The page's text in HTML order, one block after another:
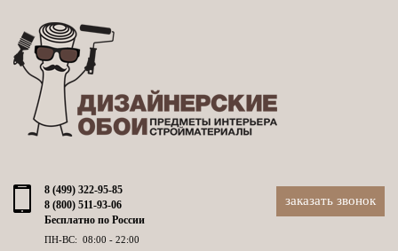
8 (499) 322-95-85
8 (800) 511-93-06
Бесплатно по России
ПН-ВС: 08:00 - 22:00
заказать звонок